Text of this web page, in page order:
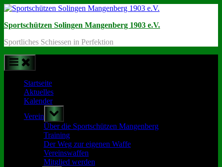
Skip
content
Sportschützen Solingen Mangenberg 1903 e.V.
Sportliches Schiessen in Perfektion
Startseite
Aktuelles
Kalender
Verein
Toggle
sub-
menu
Über die Sportschützen Mangenberg
Training
Der Weg zur eigenen Waffe
Vereinswaffen
Mitglied werden